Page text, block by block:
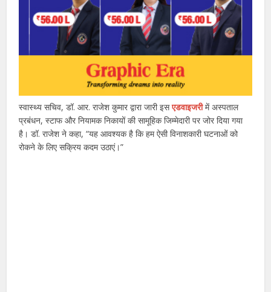
स्वास्थ्य सचिव, डॉ. आर. राजेश कुमार द्वारा जारी इसएडवाइजरीमें अस्पताल
प्रबंधन, स्टाफ और नियामक निकायों की सामूहिक जिम्मेदारी पर जोर दिया गया
है। डॉ. राजेश ने कहा, “यह आवश्यक है कि हम ऐसी विनाशकारी घटनाओं को
रोकने के लिए सक्रिय कदम उठाएं।”